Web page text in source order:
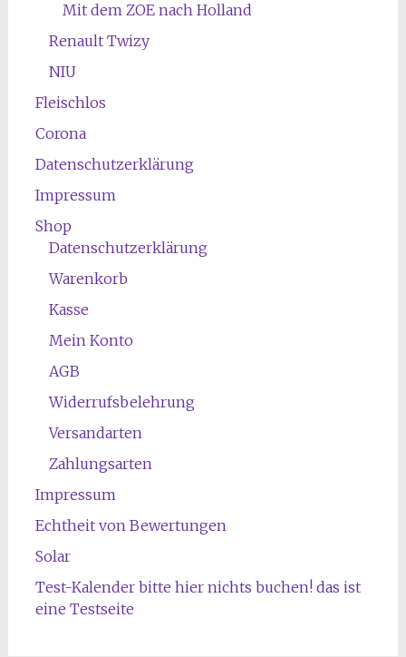
Mit dem ZOE nach Holland
Renault Twizy
NIU
Fleischlos
Corona
Datenschutzerklärung
Impressum
Shop
Datenschutzerklärung
Warenkorb
Kasse
Mein Konto
AGB
Widerrufsbelehrung
Versandarten
Zahlungsarten
Impressum
Echtheit von Bewertungen
Solar
Test-Kalender bitte hier nichts buchen! das ist
eine Testseite